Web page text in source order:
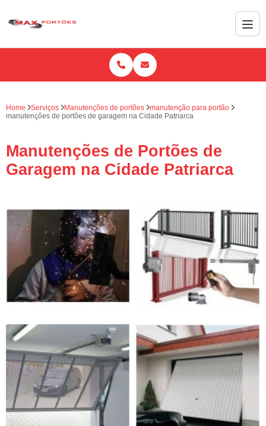
Home Serviços Manutenções de portões
manutenção para portão
manutenções de portões de garagem na Cidade Patriarca
Manutenções de Portões de
Garagem na Cidade Patriarca